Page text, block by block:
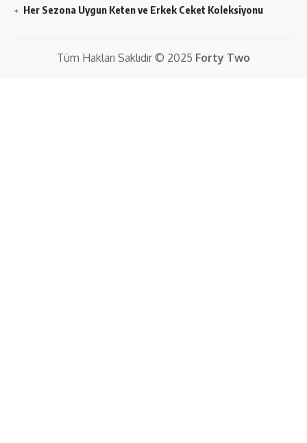
Her Sezona Uygun Keten ve Erkek Ceket Koleksiyonu
Tüm Hakları Saklıdır © 2025 Forty Two